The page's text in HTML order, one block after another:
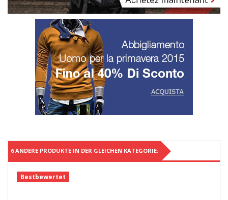
6 ANDERE PRODUKTE IN DER GLEICHEN KATEGORIE:
Bestbewertet